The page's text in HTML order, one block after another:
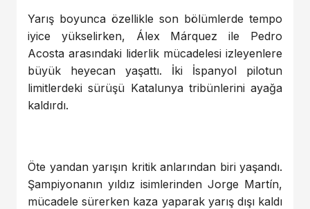
Yarış boyunca özellikle son bölümlerde tempo
iyice yükselirken, Álex Márquez ile Pedro
Acosta arasındaki liderlik mücadelesi izleyenlere
büyük heyecan yaşattı. İki İspanyol pilotun
limitlerdeki sürüşü Katalunya tribünlerini ayağa
kaldırdı.
Öte yandan yarışın kritik anlarından biri yaşandı.
Şampiyonanın yıldız isimlerinden Jorge Martín,
mücadele sürerken kaza yaparak yarış dışı kaldı